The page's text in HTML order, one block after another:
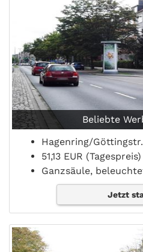
Beliebte
Hagenring/
51,13 EUR (Tagespreis)
Ganzsäule,
Jetzt